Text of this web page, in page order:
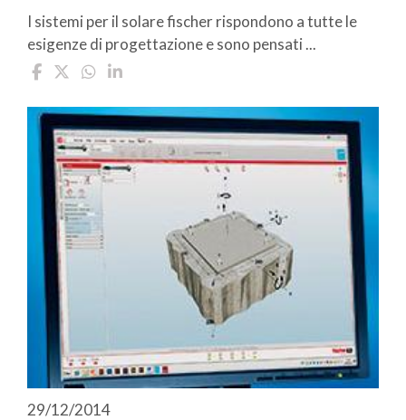
I sistemi per il solare fischer rispondono a tutte le
esigenze di progettazione e sono pensati ...
29/12/2014